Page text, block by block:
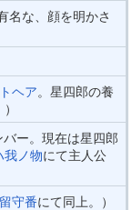
名な、顔を明かさ
ヘア。星四郎の養
ー。現在は星四郎
我ノ物にて主人公
守番にて同上。）